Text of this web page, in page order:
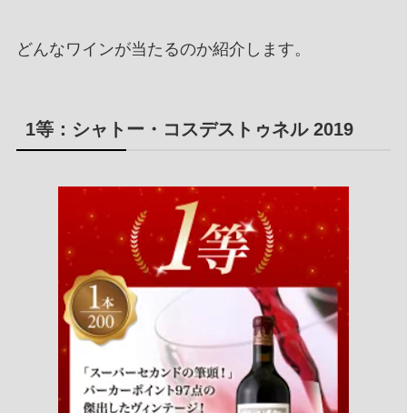
どんなワインが当たるのか紹介します。
1等：シャトー・コスデストゥネル 2019